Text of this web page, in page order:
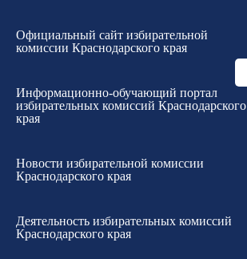
Официальный сайт избирательной
комиссии Краснодарского края
Информационно-обучающий портал
избирательных комиссий Краснодарского
края
Новости избирательной комиссии
Краснодарского края
Деятельность избирательных комиссий
Краснодарского края